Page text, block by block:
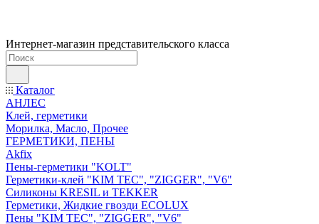
Интернет-магазин представительского класса
Каталог
АНЛЕС
Клей, герметики
Морилка, Масло, Прочее
ГЕРМЕТИКИ, ПЕНЫ
Akfix
Пены-герметики "KOLT"
Герметики-клей "KIM TEС", "ZIGGER", "V6"
Силиконы KRESIL и TEKKER
Герметики, Жидкие гвозди ECOLUX
Пены "KIM TEС", "ZIGGER", "V6"